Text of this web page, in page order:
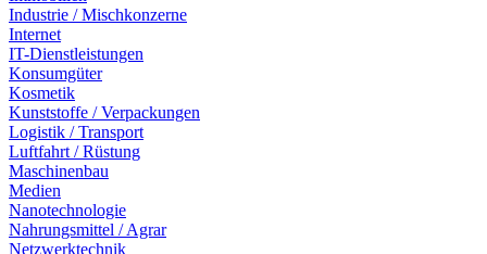
Industrie / Mischkonzerne
Internet
IT-Dienstleistungen
Konsumgüter
Kosmetik
Kunststoffe / Verpackungen
Logistik / Transport
Luftfahrt / Rüstung
Maschinenbau
Medien
Nanotechnologie
Nahrungsmittel / Agrar
Netzwerktechnik